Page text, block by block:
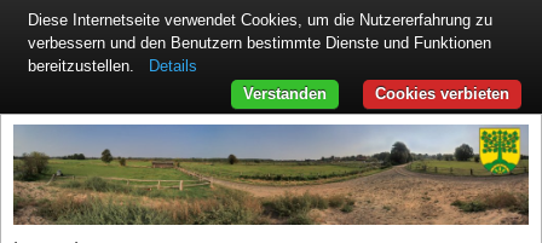
Diese Internetseite verwendet Cookies, um die Nutzererfahrung zu
verbessern und den Benutzern bestimmte Dienste und Funktionen
bereitzustellen.
Details
Cookies verbieten
Verstanden